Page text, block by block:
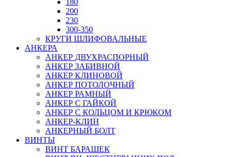
180
200
230
300-350
КРУГИ ШЛИФОВАЛЬНЫЕ
АНКЕРА
АНКЕР ДВУХРАСПОРНЫЙ
АНКЕР ЗАБИВНОЙ
АНКЕР КЛИНОВОЙ
АНКЕР ПОТОЛОЧНЫЙ
АНКЕР РАМНЫЙ
АНКЕР С ГАЙКОЙ
АНКЕР С КОЛЬЦОМ И КРЮКОМ
АНКЕР-КЛИН
АНКЕРНЫЙ БОЛТ
ВИНТЫ
ВИНТ БАРАШЕК